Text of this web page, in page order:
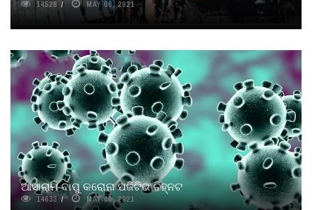
14528 MAY 06, 2021
ଆସାରାମ ବାପୁ କରୋନା ପଜିଟିଭ ଚିହ୍ନଟ
14633 MAY 06, 2021